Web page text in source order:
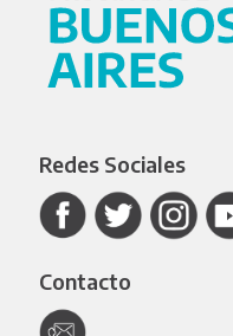
Redes Sociales
Contacto